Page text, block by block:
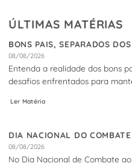
ÚLTIMAS MATÉRIAS
BONS PAIS, SEPARADOS
08/08/2026
Entenda a realidade dos bons
desafios enfrentados para
Ler Matéria
DIA NACIONAL DO
08/08/2026
No Dia Nacional de Combate